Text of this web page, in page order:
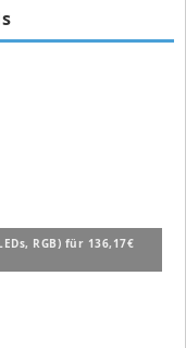
RGB) für 136,17€